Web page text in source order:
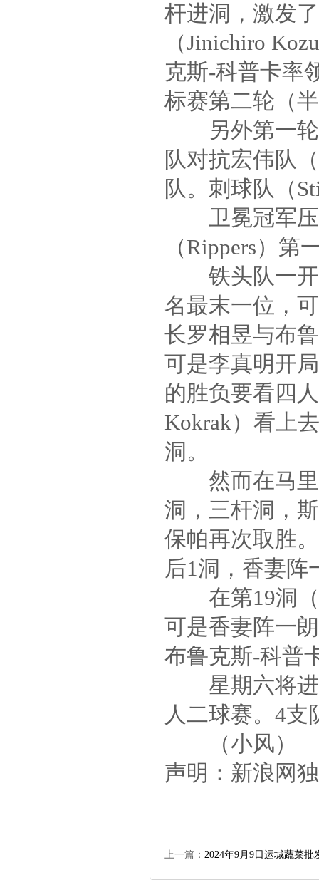
杆进洞，激发
（
克斯-科普卡率
标赛第二轮（
另外第一轮
队对抗宏伟队
队。刺球队（
卫冕冠军压
（Rippers）第
铁头队一开
名最末一位，
长罗相昱与布
可是李真明开
的胜负要看四
Kokrak）看上
洞。
然而在马里
洞，三杆洞，
保帕再次取胜
后1洞，香妻阵
在第19洞（
可是香妻阵一
布鲁克斯-科普
星期六将进
人二球赛。4
（小风）
声明：新浪网
上一篇： 2024年9月9日运城蔬菜